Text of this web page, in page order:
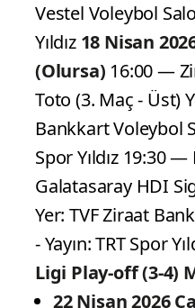
Vestel Voleybol
Yıldız 18 Nisan
(Olursa) 16:00 —
Toto (3. Maç - Üst)
Bankkart Voleybol
Spor Yıldız 19:30
Galatasaray HDI
Yer: TVF Ziraat
- Yayın: TRT Spor
Ligi Play-off (3-4)
22 Nisan 2026